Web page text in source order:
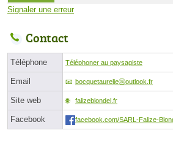
Signaler une erreur
Contact
Téléphone Téléphoner au paysagiste
Email bocquetaurelieⓐoutlook.fr
Site web falizeblondel.fr
Facebook facebook.com/SARL-Falize-